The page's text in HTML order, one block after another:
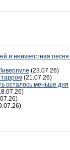
и неизвестная
(23.07.26)
(21.07.26)
осталось меньше дня